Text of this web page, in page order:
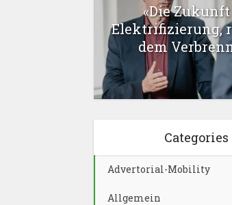
«Die
Elektrifizierung,
dem
Categories
Advertorial-Mobility
Allgemein